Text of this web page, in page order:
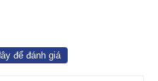
để đánh giá